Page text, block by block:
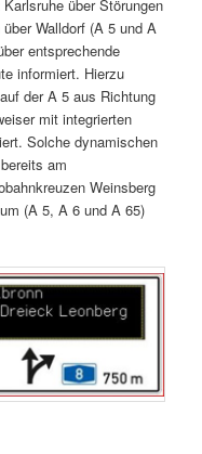
über Störungen
Walldorf (A 5 und A
entsprechende
informiert. Hierzu
der A 5 aus Richtung
mit integrierten
Solche dynamischen
am
Weinsberg
(A 5, A 6 und A 65)